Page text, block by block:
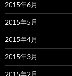
2015年6月
2015年5月
2015年4月
2015年3月
2015年2月